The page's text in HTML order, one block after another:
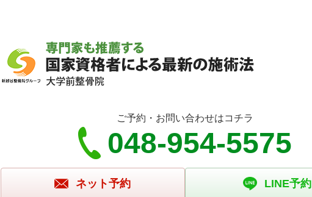
ご予約・お問い合わせはコチラ
048-954-5575
ネット予約 LINE予約